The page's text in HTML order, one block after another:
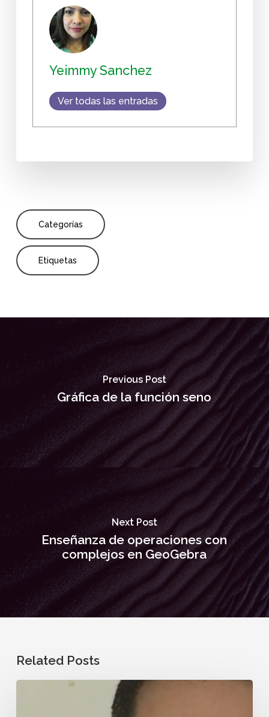
Yeimmy Sanchez
Ver todas las entradas
Categorías
Etiquetas
Previous Post
Gráfica de la función seno
Next Post
Enseñanza de operaciones con
complejos en GeoGebra
Related Posts